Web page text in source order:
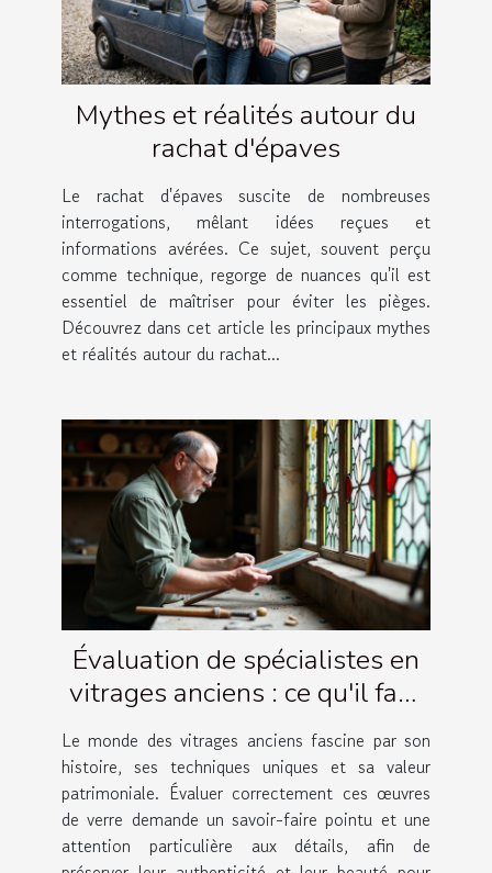
Mythes et réalités autour du
rachat d'épaves
Le rachat d'épaves suscite de nombreuses
interrogations, mêlant idées reçues et
informations avérées. Ce sujet, souvent perçu
comme technique, regorge de nuances qu'il est
essentiel de maîtriser pour éviter les pièges.
Découvrez dans cet article les principaux mythes
et réalités autour du rachat...
Évaluation de spécialistes en
vitrages anciens : ce qu'il faut
savoir
Le monde des vitrages anciens fascine par son
histoire, ses techniques uniques et sa valeur
patrimoniale. Évaluer correctement ces œuvres
de verre demande un savoir-faire pointu et une
attention particulière aux détails, afin de